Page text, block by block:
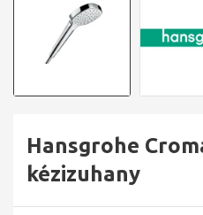
Hansgrohe
kézizuhany